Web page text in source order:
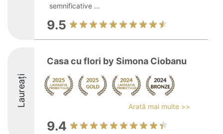
semnificative ...
9.5
Laureați
Casa cu flori by Simona Ciobanu
Arată mai multe >>
9.4